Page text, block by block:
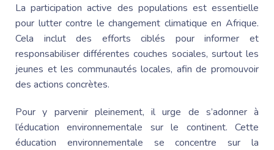
La participation active des populations est essentielle
pour lutter contre le changement climatique en Afrique.
Cela inclut des efforts ciblés pour informer et
responsabiliser différentes couches sociales, surtout les
jeunes et les communautés locales, afin de promouvoir
des actions concrètes.
Pour y parvenir pleinement, il urge de s’adonner à
l’éducation environnementale sur le continent. Cette
éducation environnementale se concentre sur la